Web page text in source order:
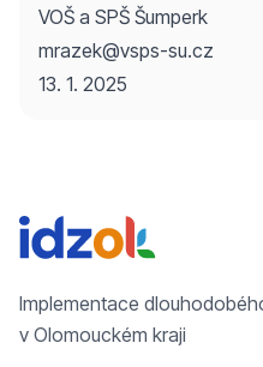
VOŠ a SPŠ Šumperk
mrazek@vsps-su.cz
13. 1. 2025
Implementace
v Olomouckém kraji